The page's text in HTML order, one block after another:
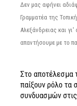
Δεν μας αφήνει
Γραμματέα της
Αλεξάνδρειας και γι'
απαντήσουμε με το
Στο αποτέλεσμα
παίξουν ρόλο τα
συνδυασμών